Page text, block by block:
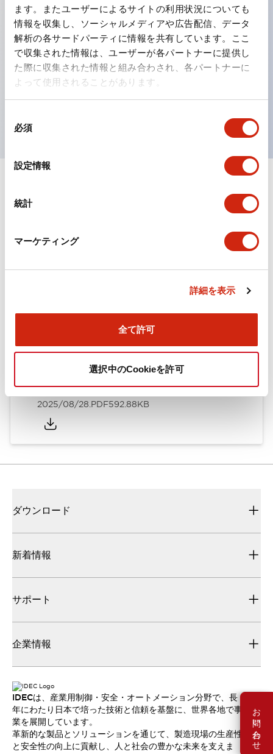
ます。またユーザーによるサイトの利用状況についても
情報を収集し、ソーシャルメディアや広告配信、データ
解析の各サードパーティに情報を共有しています。ここ
で収集された情報は、ユーザーが各パートナーに提供し
た際に収集された情報と組み合わされ、各パートナーに
よって使用されることがあります。
必須
設定情報
統計
マーケティング
詳細を表示
全て許可
選択中のCookieを許可
お問い合わせ
工作機械や産業機械を上下左右に頻繁に方向転換させると
きに、迅速・確実かつ自由自在にコントロールすることが
できます。
各方向のレバー動作は用途に合わせて組み合わせ自由
ドキュメントとファイル
カタログ CAD
ARN形モノレバースイッチ／CSシリーズカムスイッチ
2025/08/28.PDF1.20MB
2025/08/28.PDF592.88KB
ダウンロード
新着情報
サポート
企業情報
IDECは、産業用制御・安全・オートメーション分野で、長
年にわたり日本で培った技術と信頼を基盤に、世界各地で事
業を展開しています。
革新的な製品とソリューションを通じて、製造現場の生産性
と安全性の向上に貢献し、人と社会の豊かな未来を支えま